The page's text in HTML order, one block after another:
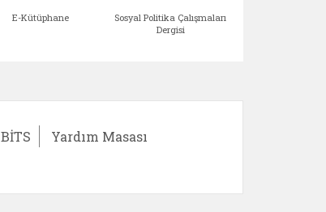
E-Kütüphane
Sosyal Politika Çalışmaları
Dergisi
BİTS Yardım Masası